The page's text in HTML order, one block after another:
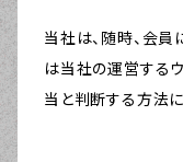
当社は、随時、会員
は当社の運営する
当と判断する方法に